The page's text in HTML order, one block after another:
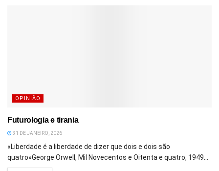
OPINIÃO
Futurologia e tirania
31 DE JANEIRO, 2026
«Liberdade é a liberdade de dizer que dois e dois são
quatro»George Orwell, Mil Novecentos e Oitenta e quatro, 1949...